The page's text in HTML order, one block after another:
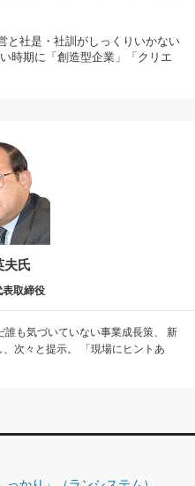
と社是・社訓がしっくりいかない
時期に「創造型企業」「クリエ
夫氏
表取締役
も気づいていない事業成長策、 新
次々と提示。 「現場にヒントあ